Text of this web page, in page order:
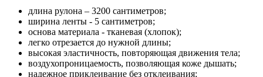
длина рулона – 3200 сантиметров;
ширина ленты - 5 сантиметров;
основа материала - тканевая (хлопок);
легко отрезается до нужной длины;
высокая эластичность, повторяющая движения тела;
воздухопроницаемость, позволяющая коже дышать;
надежное приклеивание без отклеивания;